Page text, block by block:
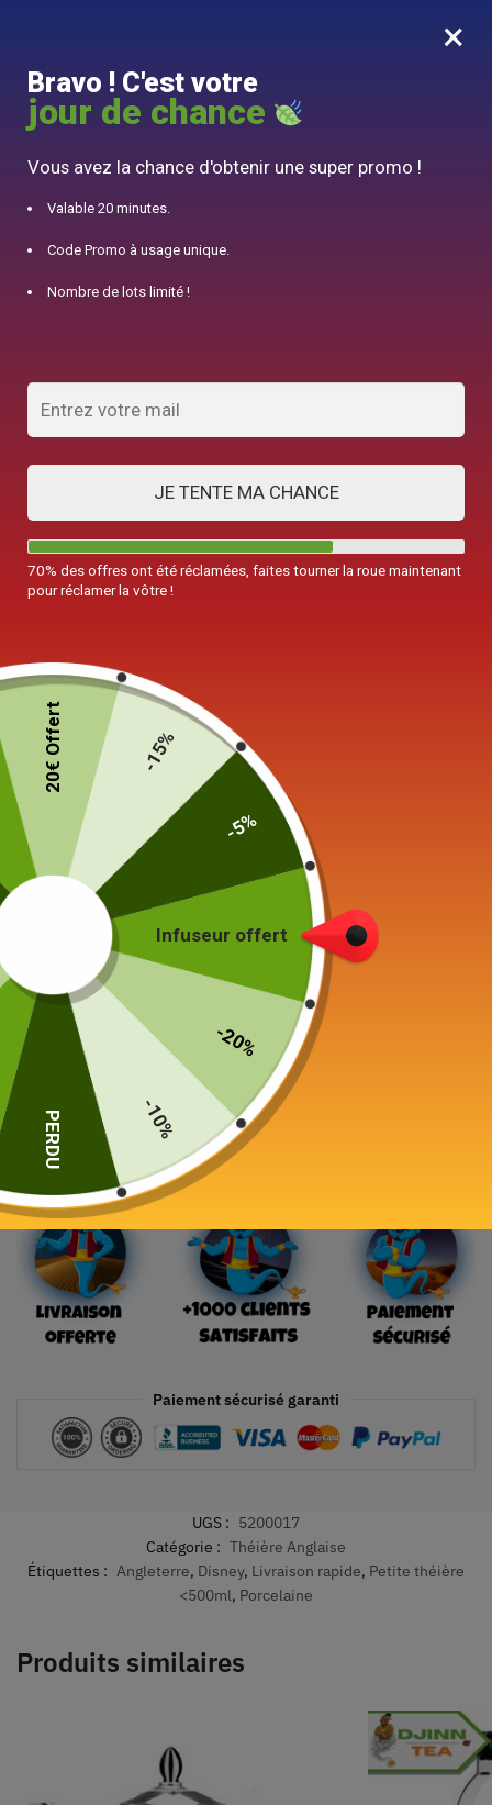
0
10% offert pour 50€ d’achats avec le code DJINN10
Théière Alice au Pays des Merveilles
49,00€
19 en stock
Ajouter au panier
Paiement sécurisé garanti
UGS : 5200017
Catégorie : Théière Anglaise
Étiquettes : Angleterre, Disney, Livraison rapide, Petite théière
<500ml, Porcelaine
Produits similaires
×
Bravo ! C'est votre
jour de chance
Vous avez la chance d'obtenir une super promo !
Valable 20 minutes.
Code Promo à usage unique.
Nombre de lots limité !
JE TENTE MA CHANCE
70% des offres ont été réclamées, faites tourner la roue maintenant
pour réclamer la vôtre !
Infuseur offert
-20%
-10%
PERDU
20€ Offert -15%
-5%